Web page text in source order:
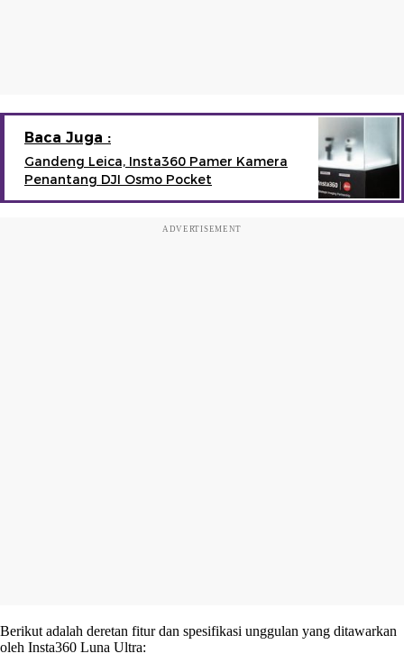
Baca Juga :
Gandeng Leica, Insta360 Pamer Kamera
Penantang DJI Osmo Pocket
ADVERTISEMENT
Berikut adalah deretan fitur dan spesifikasi unggulan yang ditawarkan
oleh Insta360 Luna Ultra: